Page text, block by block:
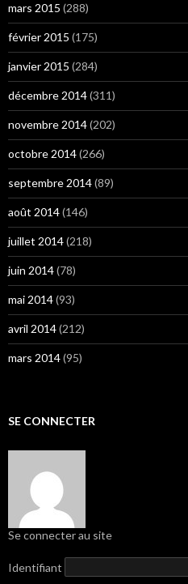
mars 2015 (288)
février 2015 (175)
janvier 2015 (284)
décembre 2014(311)
novembre 2014(202)
octobre 2014(266)
septembre 2014(89)
août 2014(146)
juillet 2014(218)
juin 2014(78)
mai 2014(93)
avril 2014(212)
mars 2014(95)
SE CONNECTER
Se connecter au site
Identifiant